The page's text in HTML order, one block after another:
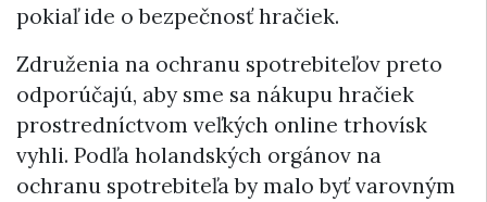
pokiaľ ide o bezpečnosť hračiek.
Združenia na ochranu spotrebiteľov preto
odporúčajú, aby sme sa nákupu hračiek
prostredníctvom veľkých online trhovísk
vyhli. Podľa holandských orgánov na
ochranu spotrebiteľa by malo byť varovným